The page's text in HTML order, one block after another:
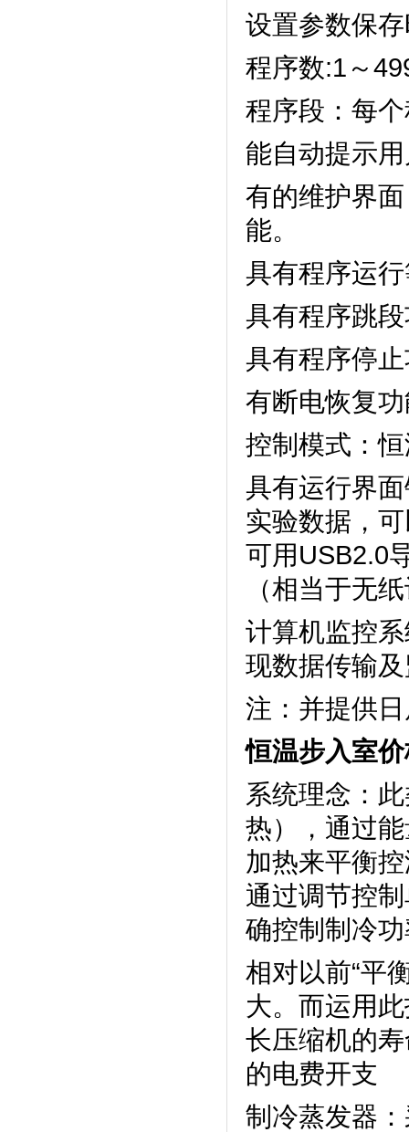
设置参数保存
程序数:1～
程序段：
能自动提示用户
有的维护界面
能。
具有程序运行等
具有程序跳段功
具有程序停止功
有断电恢复功能
控制模式：恒
具有运行界面
实验数据
可用USB2.0
（相当于无
计算机监控系
现数据传输及
注：并提
恒温步入室
系统理念
热），
加热来平衡控
通过调节控制
确控制制冷功
相对以前“平
大。而运
长压缩机的寿
的电费开支
制冷蒸发器